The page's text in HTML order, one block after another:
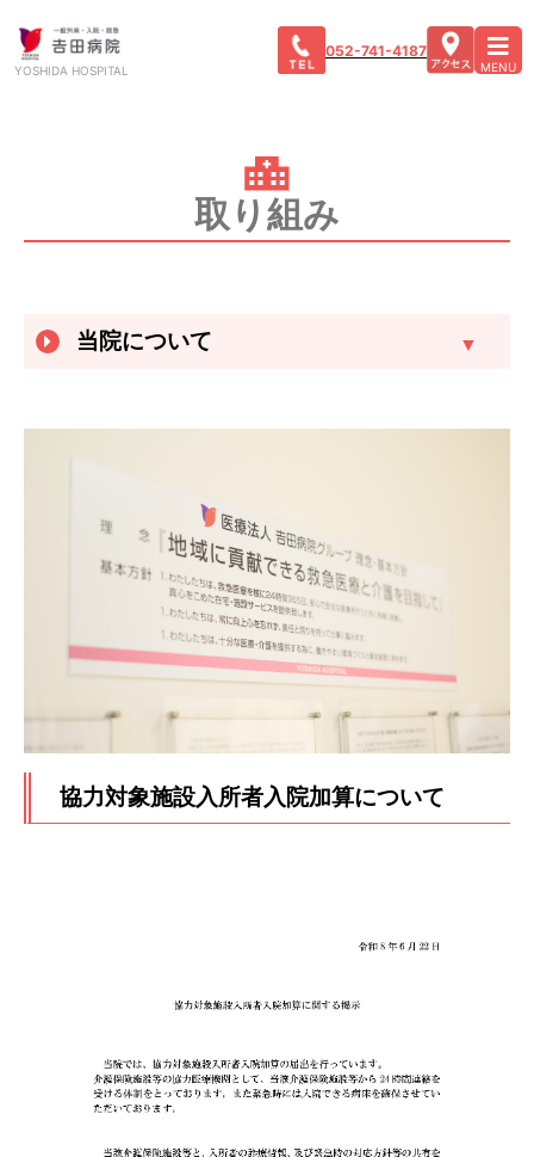
YOSHIDA HOSPITAL
052-741-4187
MENU
取り組み
当院について
協力対象施設入所者入院加算について